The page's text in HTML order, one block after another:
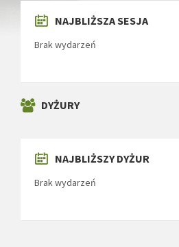
NAJBLIŻSZA SESJA
Brak wydarzeń
DYŻURY
NAJBLIŻSZY DYŻUR
Brak wydarzeń